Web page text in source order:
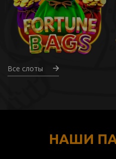
Все слоты
НАШИ